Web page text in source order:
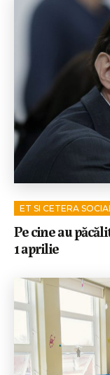
ET SI CETERA
Pe cine au
1 aprilie